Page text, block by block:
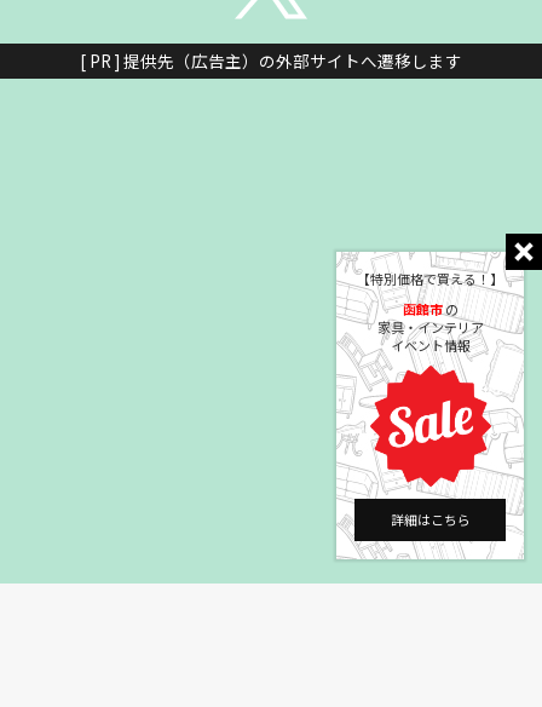
【特別価格で買える！】
函館市の
家具・インテリア
イベント情報
詳細はこちら
[ PR ] 提供先（広告主）の外部サイトへ遷移します